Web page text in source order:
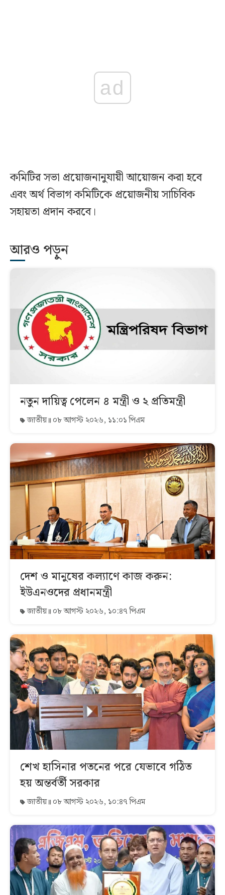
ad
কমিটির সভা প্রয়োজনানুযায়ী আয়োজন করা হবে
এবং অর্থ বিভাগ কমিটিকে প্রয়োজনীয় সাচিবিক
সহায়তা প্রদান করবে।
আরও পড়ুন
নতুন দায়িত্ব পেলেন ৪ মন্ত্রী ও ২ প্রতিমন্ত্রী
জাতীয় ০৮ আগস্ট ২০২৬, ১১:০১ পিএম
দেশ ও মানুষের কল্যাণে কাজ করুন:
ইউএনওদের প্রধানমন্ত্রী
জাতীয় ০৮ আগস্ট ২০২৬, ১০:৪৭ পিএম
শেখ হাসিনার পতনের পরে যেভাবে গঠিত
হয় অন্তর্বর্তী সরকার
জাতীয় ০৮ আগস্ট ২০২৬, ১০:৪৭ পিএম